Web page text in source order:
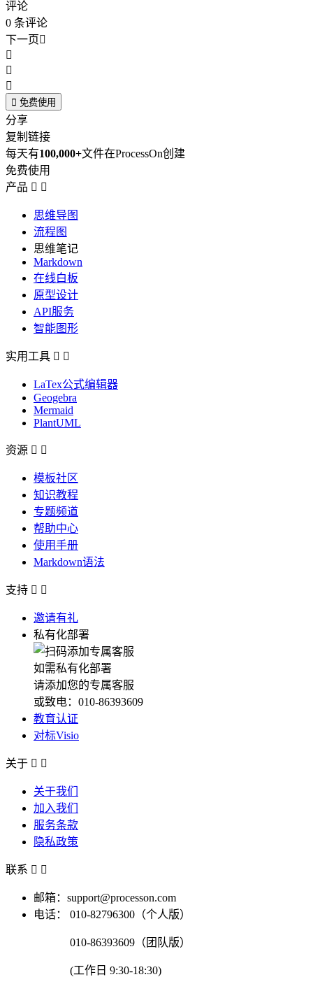
评论
0 条评论
下一页



 免费使用
分享
复制链接
每天有100,000+文件在ProcessOn创建
免费使用
产品  
思维导图
流程图
思维笔记
Markdown
在线白板
原型设计
API服务
智能图形
实用工具  
LaTex公式编辑器
Geogebra
Mermaid
PlantUML
资源  
模板社区
知识教程
专题频道
帮助中心
使用手册
Markdown语法
支持  
邀请有礼
私有化部署
如需私有化部署
请添加您的专属客服
或致电：010-86393609
教育认证
对标Visio
关于  
关于我们
加入我们
服务条款
隐私政策
联系  
邮箱：support@processon.com
电话：
010-82796300（个人版）
010-86393609（团队版）
(工作日 9:30-18:30)